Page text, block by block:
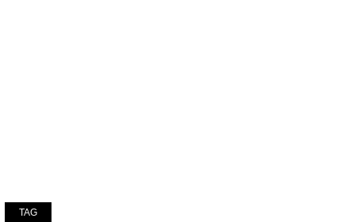
TAG